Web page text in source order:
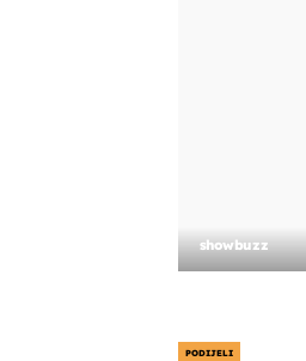
showbuzz
PODIJELI